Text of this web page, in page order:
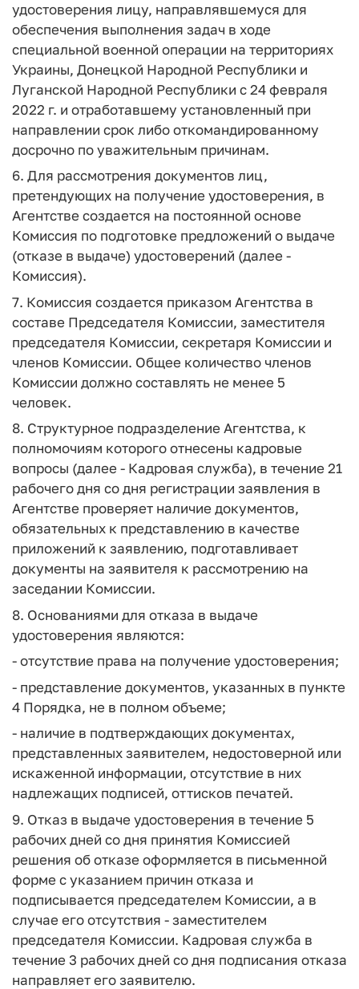
удостоверения лицу, направлявшемуся для
обеспечения выполнения задач в ходе
специальной военной операции на территориях
Украины, Донецкой Народной Республики и
Луганской Народной Республики с 24 февраля
2022 г. и отработавшему установленный при
направлении срок либо откомандированному
досрочно по уважительным причинам.
6. Для рассмотрения документов лиц,
претендующих на получение удостоверения, в
Агентстве создается на постоянной основе
Комиссия по подготовке предложений о выдаче
(отказе в выдаче) удостоверений (далее -
Комиссия).
7. Комиссия создается приказом Агентства в
составе Председателя Комиссии, заместителя
председателя Комиссии, секретаря Комиссии и
членов Комиссии. Общее количество членов
Комиссии должно составлять не менее 5
человек.
8. Структурное подразделение Агентства, к
полномочиям которого отнесены кадровые
вопросы (далее - Кадровая служба), в течение 21
рабочего дня со дня регистрации заявления в
Агентстве проверяет наличие документов,
обязательных к представлению в качестве
приложений к заявлению, подготавливает
документы на заявителя к рассмотрению на
заседании Комиссии.
8. Основаниями для отказа в выдаче
удостоверения являются:
- отсутствие права на получение удостоверения;
- представление документов, указанных в пункте
4 Порядка, не в полном объеме;
- наличие в подтверждающих документах,
представленных заявителем, недостоверной или
искаженной информации, отсутствие в них
надлежащих подписей, оттисков печатей.
9. Отказ в выдаче удостоверения в течение 5
рабочих дней со дня принятия Комиссией
решения об отказе оформляется в письменной
форме с указанием причин отказа и
подписывается председателем Комиссии, а в
случае его отсутствия - заместителем
председателя Комиссии. Кадровая служба в
течение 3 рабочих дней со дня подписания отказа
направляет его заявителю.